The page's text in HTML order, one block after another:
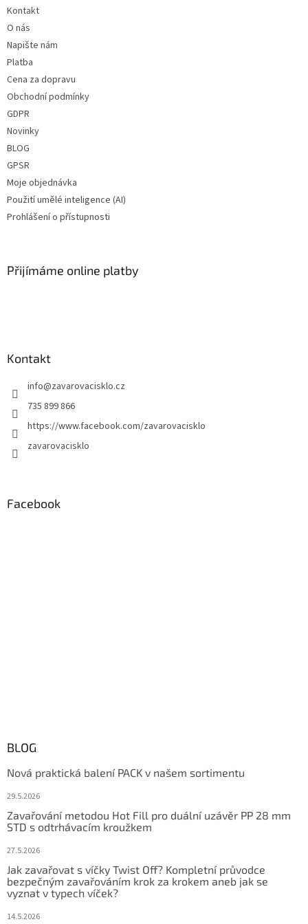
Kontakt
O nás
Napište nám
Platba
Cena za dopravu
Obchodní podmínky
GDPR
Novinky
BLOG
GPSR
Moje objednávka
Použití umělé inteligence (AI)
Prohlášení o přístupnosti
Přijímáme online platby
Kontakt
info@zavarovacisklo.cz
735 899 866
https://www.facebook.com/zavarovacisklo
zavarovacisklo
Facebook
BLOG
Nová praktická balení PACK v našem sortimentu
29.5.2026
Zavařování metodou Hot Fill pro duální uzávěr PP 28 mm
STD s odtrhávacím kroužkem
27.5.2026
Jak zavařovat s víčky Twist Off? Kompletní průvodce
bezpečným zavařováním krok za krokem aneb jak se
vyznat v typech víček?
14.5.2026